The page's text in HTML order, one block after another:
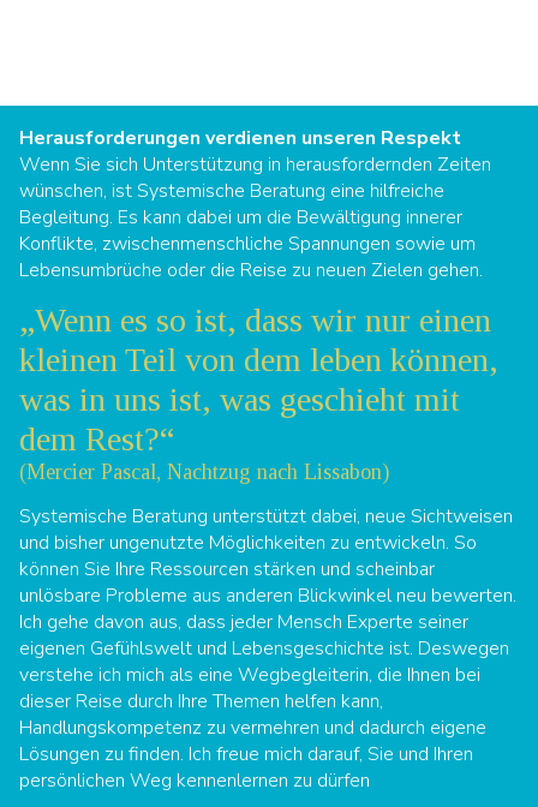
Herausforderungen verdienen unseren Respekt
Wenn Sie sich Unterstützung in herausfordernden Zeiten
wünschen, ist Systemische Beratung eine hilfreiche
Begleitung. Es kann dabei um die Bewältigung innerer
Konflikte, zwischenmenschliche Spannungen sowie um
Lebensumbrüche oder die Reise zu neuen Zielen gehen.
„Wenn es so ist, dass wir nur einen
kleinen Teil von dem leben können,
was in uns ist, was geschieht mit
dem Rest?“
(Mercier Pascal, Nachtzug nach Lissabon)
Systemische Beratung unterstützt dabei, neue Sichtweisen
und bisher ungenutzte Möglichkeiten zu entwickeln. So
können Sie Ihre Ressourcen stärken und scheinbar
unlösbare Probleme aus anderen Blickwinkel neu bewerten.
Ich gehe davon aus, dass jeder Mensch Experte seiner
eigenen Gefühlswelt und Lebensgeschichte ist. Deswegen
verstehe ich mich als eine Wegbegleiterin, die Ihnen bei
dieser Reise durch Ihre Themen helfen kann,
Handlungskompetenz zu vermehren und dadurch eigene
Lösungen zu finden. Ich freue mich darauf, Sie und Ihren
persönlichen Weg kennenlernen zu dürfen